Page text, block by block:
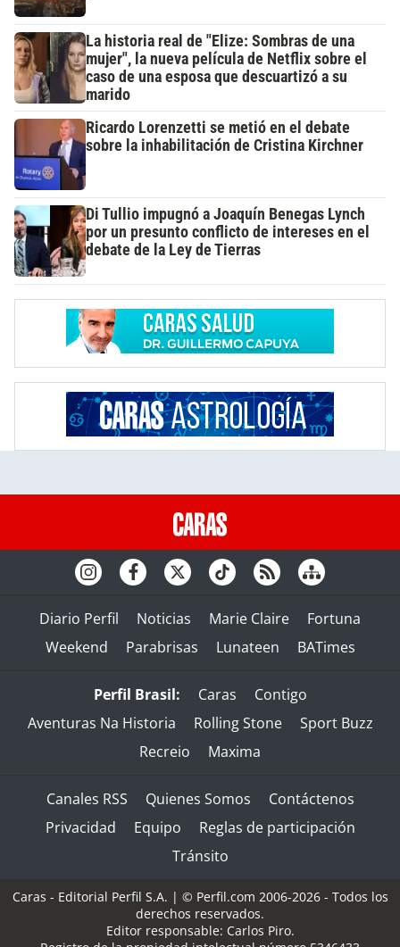
La historia real de "Elize: Sombras de una
mujer", la nueva película de Netflix sobre el
caso de una esposa que descuartizó a su
marido
Ricardo Lorenzetti se metió en el debate
sobre la inhabilitación de Cristina Kirchner
Di Tullio impugnó a Joaquín Benegas Lynch
por un presunto conflicto de intereses en el
debate de la Ley de Tierras
Diario Perfil Noticias Marie Claire
Fortuna
Weekend
Parabrisas Lunateen BATimes
Perfil Brasil: Caras
Contigo
Aventuras Na Historia
Rolling Stone
Sport Buzz
Recreio
Maxima
Canales RSS Quienes Somos
Contáctenos
Privacidad
Equipo
Reglas de participación
Tránsito
Caras - Editorial Perfil S.A. | © Perfil.com 2006-2026 - Todos los
derechos reservados.
Editor responsable: Carlos Piro.